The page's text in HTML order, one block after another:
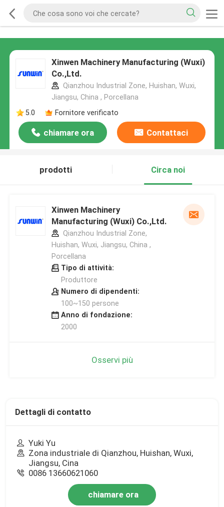
Xinwen Machinery Manufacturing (Wuxi)
Co.,Ltd.
Qianzhou Industrial Zone, Huishan, Wuxi,
Jiangsu, China , Porcellana
5.0
Fornitore verificato
chiamare ora Contattaci
prodotti Circa noi
Xinwen Machinery
Manufacturing (Wuxi) Co.,Ltd.
Qianzhou Industrial Zone,
Huishan, Wuxi, Jiangsu, China ,
Porcellana
Tipo di attività:
Produttore
Numero di dipendenti:
100~150 persone
Anno di fondazione:
2000
Osservi più
Dettagli di contatto
Yuki Yu
Zona industriale di Qianzhou, Huishan, Wuxi,
Jiangsu, Cina
0086 13660621060
chiamare ora